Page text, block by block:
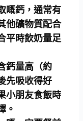
嘅鈣，通常有
他礦物質配合
平時飲奶量足
鈣量高（約
先吸收得好
小朋友食飯時
。